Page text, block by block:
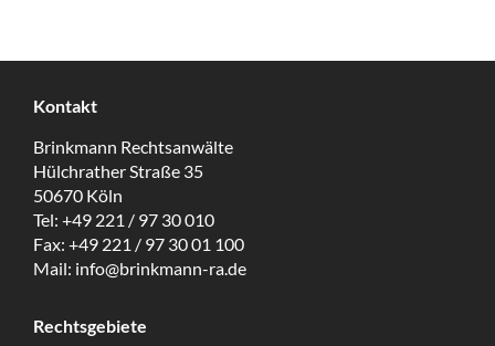
Kontakt
Brinkmann Rechtsanwälte
Hülchrather Straße 35
50670 Köln
Tel: +49 221 / 97 30 010
Fax: +49 221 / 97 30 01 100
Mail: info@brinkmann-ra.de
Rechtsgebiete